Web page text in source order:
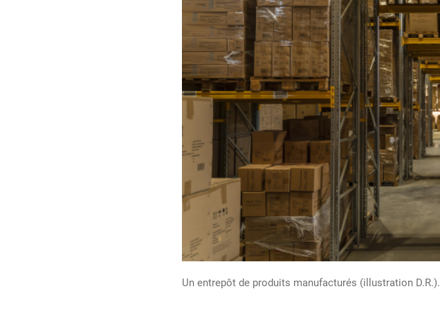
Un entrepôt de produits manufacturés (illustration D.R.).